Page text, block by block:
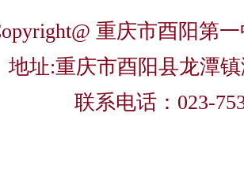
重庆市酉阳第
地址:重庆市酉阳县龙潭
联系电话：023-